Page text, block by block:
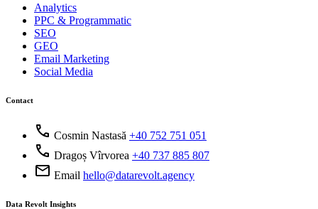
Analytics
PPC & Programmatic
SEO
GEO
Email Marketing
Social Media
Contact
call Cosmin Nastasă +40 752 751 051
call Dragoș Vîrvorea +40 737 885 807
mail Email hello@datarevolt.agency
Data Revolt Insights